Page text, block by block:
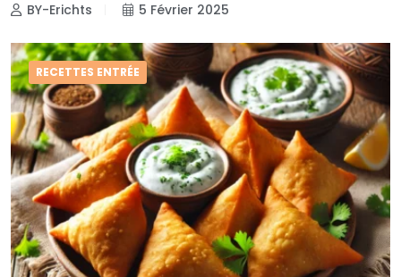
BY-Erichts 5 Février 2025
RECETTES ENTRÉE